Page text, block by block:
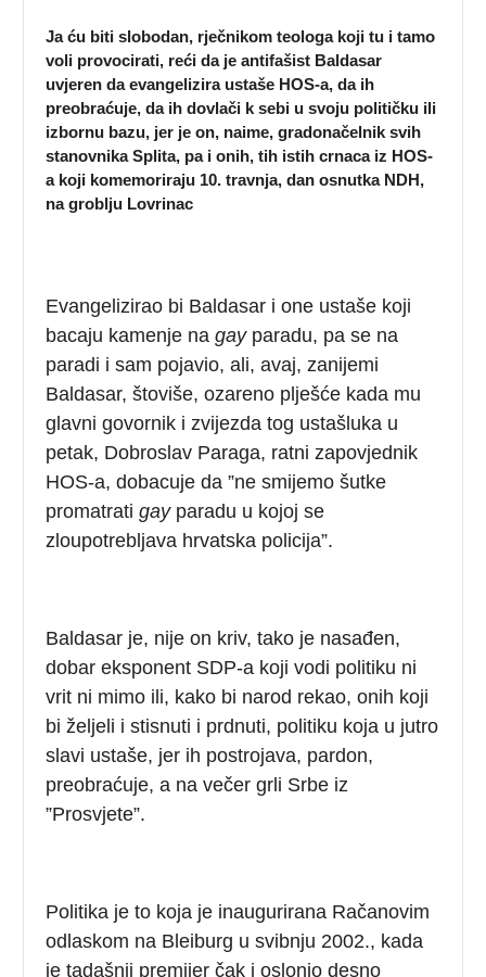
Ja ću biti slobodan, rječnikom teologa koji tu i tamo
voli provocirati, reći da je antifašist Baldasar
uvjeren da evangelizira ustaše HOS-a, da ih
preobraćuje, da ih dovlači k sebi u svoju političku ili
izbornu bazu, jer je on, naime, gradonačelnik svih
stanovnika Splita, pa i onih, tih istih crnaca iz HOS-
a koji komemoriraju 10. travnja, dan osnutka NDH,
na groblju Lovrinac
Evangelizirao bi Baldasar i one ustaše koji
bacaju kamenje nagayparadu, pa se na
paradi i sam pojavio, ali, avaj, zanijemi
Baldasar, štoviše, ozareno plješće kada mu
glavni govornik i zvijezda tog ustašluka u
petak, Dobroslav Paraga, ratni zapovjednik
HOS-a, dobacuje da ”ne smijemo šutke
promatratigayparadu u kojoj se
zloupotrebljava hrvatska policija”.
Baldasar je, nije on kriv, tako je nasađen,
dobar eksponent SDP-a koji vodi politiku ni
vrit ni mimo ili, kako bi narod rekao, onih koji
bi željeli i stisnuti i prdnuti, politiku koja u jutro
slavi ustaše, jer ih postrojava, pardon,
preobraćuje, a na večer grli Srbe iz
”Prosvjete”.
Politika je to koja je inaugurirana Račanovim
odlaskom na Bleiburg u svibnju 2002., kada
je tadašnji premijer čak i oslonio desno